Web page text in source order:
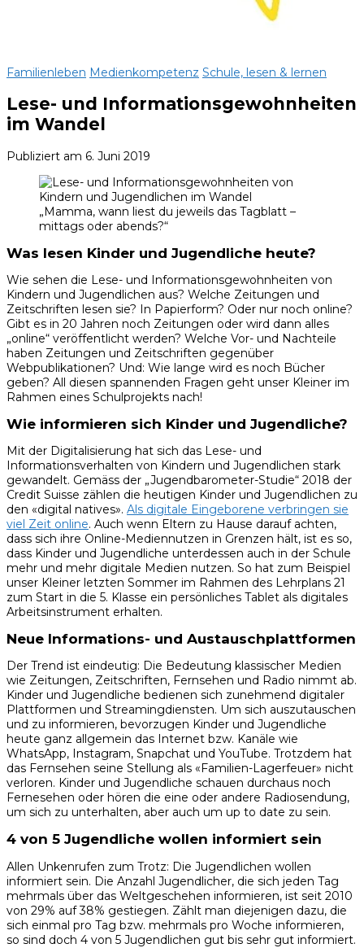
Familienleben Medienkompetenz Schule, lesen & lernen
Lese- und Informationsgewohnheiten
im Wandel
Publiziert am 6. Juni 2019
„Mamma, wann liest du jeweils das Tagblatt –
mittags oder abends?“
Was lesen Kinder und Jugendliche heute?
Wie sehen die Lese- und Informationsgewohnheiten von
Kindern und Jugendlichen aus? Welche Zeitungen und
Zeitschriften lesen sie? In Papierform? Oder nur noch online?
Gibt es in 20 Jahren noch Zeitungen oder wird dann alles
„online“ veröffentlicht werden? Welche Vor- und Nachteile
haben Zeitungen und Zeitschriften gegenüber
Webpublikationen? Und: Wie lange wird es noch Bücher
geben? All diesen spannenden Fragen geht unser Kleiner im
Rahmen eines Schulprojekts nach!
Wie informieren sich Kinder und Jugendliche?
Mit der Digitalisierung hat sich das Lese- und
Informationsverhalten von Kindern und Jugendlichen stark
gewandelt. Gemäss der „Jugendbarometer-Studie“ 2018 der
Credit Suisse zählen die heutigen Kinder und Jugendlichen zu
den «digital natives». Als digitale Eingeborene verbringen sie
viel Zeit online. Auch wenn Eltern zu Hause darauf achten,
dass sich ihre Online-Mediennutzen in Grenzen hält, ist es so,
dass Kinder und Jugendliche unterdessen auch in der Schule
mehr und mehr digitale Medien nutzen. So hat zum Beispiel
unser Kleiner letzten Sommer im Rahmen des Lehrplans 21
zum Start in die 5. Klasse ein persönliches Tablet als digitales
Arbeitsinstrument erhalten.
Neue Informations- und Austauschplattformen
Der Trend ist eindeutig: Die Bedeutung klassischer Medien
wie Zeitungen, Zeitschriften, Fernsehen und Radio nimmt ab.
Kinder und Jugendliche bedienen sich zunehmend digitaler
Plattformen und Streamingdiensten. Um sich auszutauschen
und zu informieren, bevorzugen Kinder und Jugendliche
heute ganz allgemein das Internet bzw. Kanäle wie
WhatsApp, Instagram, Snapchat und YouTube. Trotzdem hat
das Fernsehen seine Stellung als «Familien-Lagerfeuer» nicht
verloren. Kinder und Jugendliche schauen durchaus noch
Fernesehen oder hören die eine oder andere Radiosendung,
um sich zu unterhalten, aber auch um up to date zu sein.
4 von 5 Jugendliche wollen informiert sein
Allen Unkenrufen zum Trotz: Die Jugendlichen wollen
informiert sein. Die Anzahl Jugendlicher, die sich jeden Tag
mehrmals über das Weltgeschehen informieren, ist seit 2010
von 29% auf 38% gestiegen. Zählt man diejenigen dazu, die
sich einmal pro Tag bzw. mehrmals pro Woche informieren,
so sind doch 4 von 5 Jugendlichen gut bis sehr gut informiert.